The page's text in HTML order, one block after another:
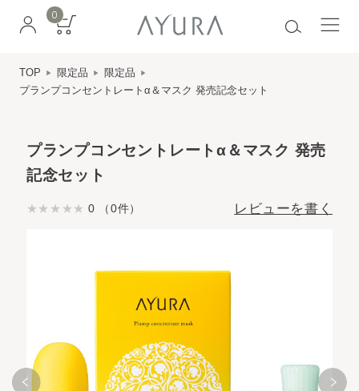
0
TOP 限定品
限定品
プランプコンセントレートα＆マスク 発売記念セット
プランプコンセントレートα＆マスク 発売
記念セット
0 （0件） レビューを書く